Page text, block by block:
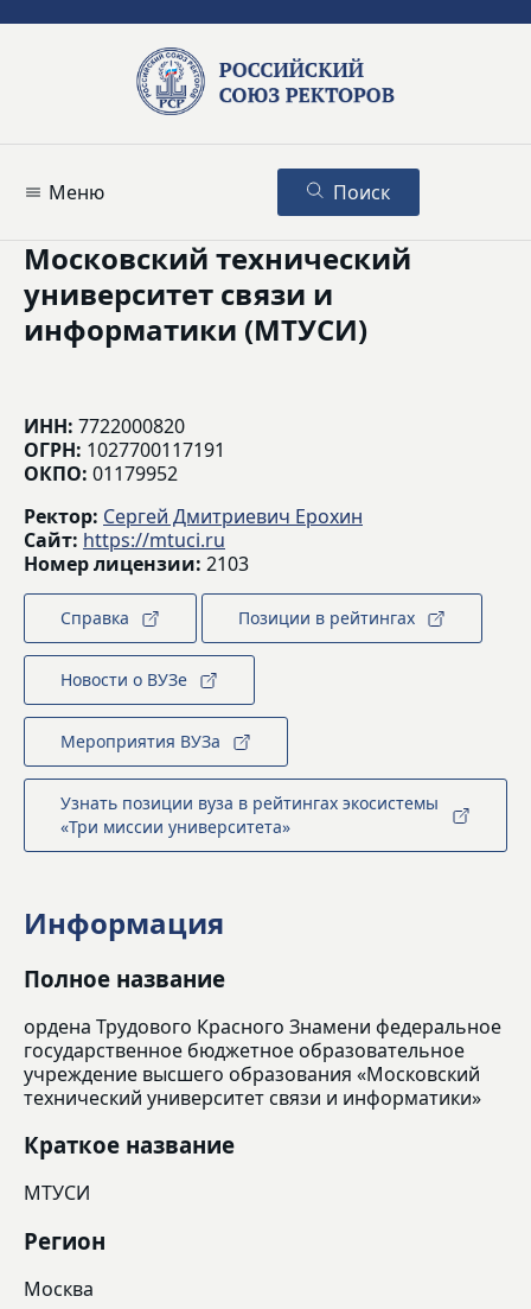
Меню Поиск
Московский технический
университет связи и
информатики (МТУСИ)
ИНН: 7722000820
ОГРН: 1027700117191
ОКПО: 01179952
Ректор: Сергей Дмитриевич Ерохин
Сайт: https://mtuci.ru
Номер лицензии: 2103
Справка Позиции в рейтингах
Новости о ВУЗе
Мероприятия ВУЗа
Узнать позиции вуза в рейтингах экосистемы
«Три миссии университета»
Информация
Полное название
ордена Трудового Красного Знамени федеральное
государственное бюджетное образовательное
учреждение высшего образования «Московский
технический университет связи и информатики»
Краткое название
МТУСИ
Регион
Москва